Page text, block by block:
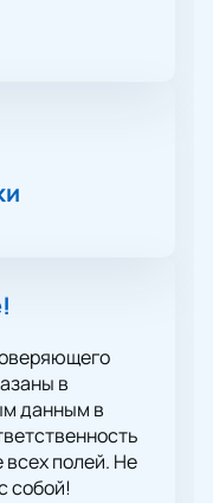
в
данным в
всех полей. Не
собой!